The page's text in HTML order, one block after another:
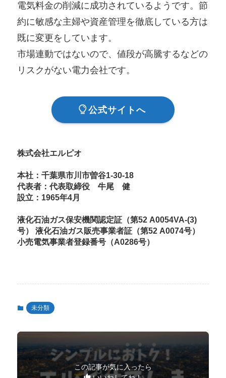
電気料金の削減に成功されているようです。節
約に敏感な主婦や資産管理を徹底している方は
既に変更をしています。
市場連動ではないので、値段が高騰するなどの
リスクがない電力会社です。
公式サイトへ
株式会社エルピオ
本社：千葉県市川市曽谷1-30-18
代表者：代表取締役 牛尾 健
設立：1965年4月
液化石油ガス保安機関認定証（第52 A0054VA-(3)
号） 液化石油ガス販売事業者証（第52 A0074号）
小売電気事業者登録番号（A0286号）
未分類
この記事が気に入ったら